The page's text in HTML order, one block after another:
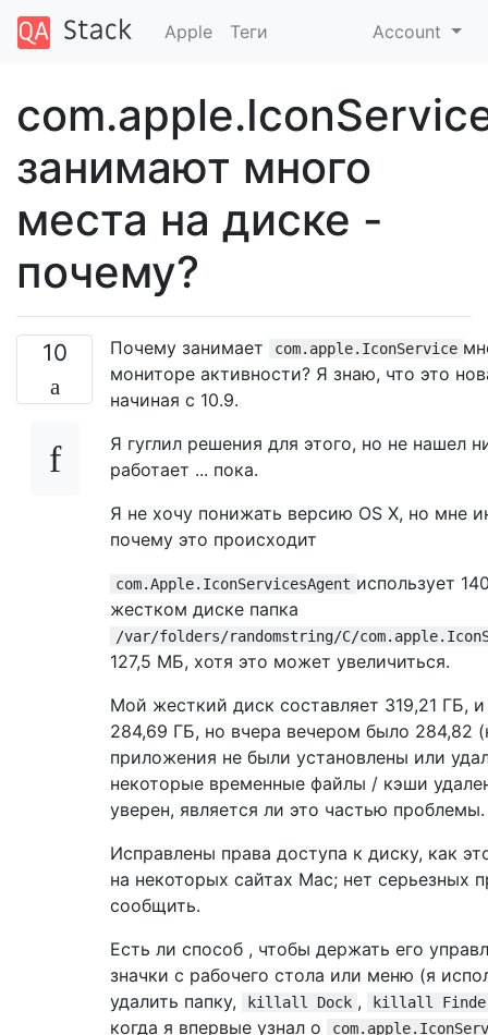
Apple Теги Account
занимают много
места на диске -
почему?
10 Почему занимает com.apple.IconService
мониторе активности? Я знаю, что это
начиная с 10.9.
Я гуглил решения для этого, но не нашел
работает ... пока.
Я не хочу понижать версию OS X, но мне
почему это происходит
com.Apple.IconServicesAgent использует
жестком диске папка
/var/folders/randomstring/C/
127,5 МБ, хотя это может увеличиться.
Мой жесткий диск составляет 319,21 ГБ,
284,69 ГБ, но вчера вечером было 284,82
приложения не были установлены или
некоторые временные файлы / кэши
уверен, является ли это частью проблемы.
Исправлены права доступа к диску, как
на некоторых сайтах Mac; нет серьезных
сообщить.
Есть ли способ , чтобы держать его
значки с рабочего стола или меню (я
удалить папку,
killall Dock , killall
когда я впервые узнал о